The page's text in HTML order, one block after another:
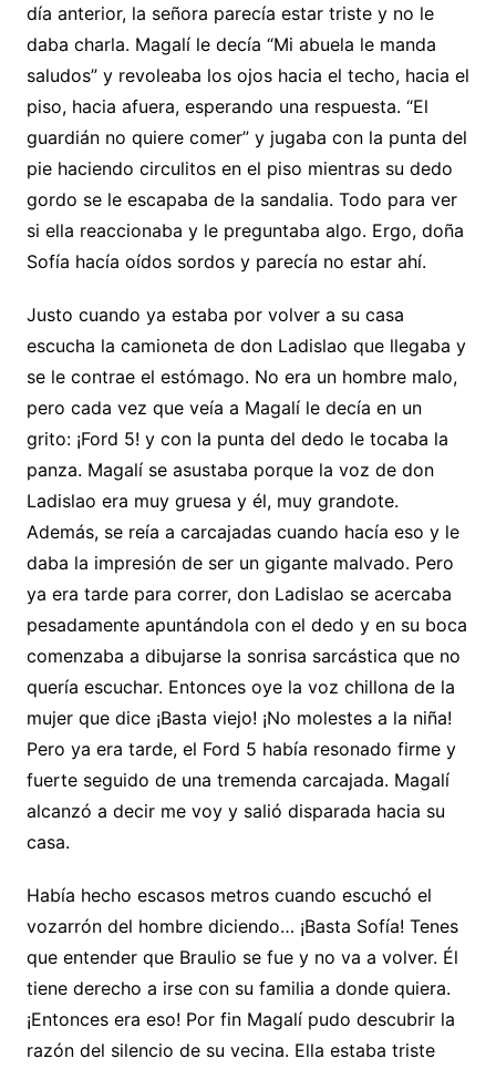
día anterior, la señora parecía estar triste y no le
daba charla. Magalí le decía “Mi abuela le manda
saludos” y revoleaba los ojos hacia el techo, hacia el
piso, hacia afuera, esperando una respuesta. “El
guardián no quiere comer” y jugaba con la punta del
pie haciendo circulitos en el piso mientras su dedo
gordo se le escapaba de la sandalia. Todo para ver
si ella reaccionaba y le preguntaba algo. Ergo, doña
Sofía hacía oídos sordos y parecía no estar ahí.
Justo cuando ya estaba por volver a su casa
escucha la camioneta de don Ladislao que llegaba y
se le contrae el estómago. No era un hombre malo,
pero cada vez que veía a Magalí le decía en un
grito: ¡Ford 5! y con la punta del dedo le tocaba la
panza. Magalí se asustaba porque la voz de don
Ladislao era muy gruesa y él, muy grandote.
Además, se reía a carcajadas cuando hacía eso y le
daba la impresión de ser un gigante malvado. Pero
ya era tarde para correr, don Ladislao se acercaba
pesadamente apuntándola con el dedo y en su boca
comenzaba a dibujarse la sonrisa sarcástica que no
quería escuchar. Entonces oye la voz chillona de la
mujer que dice ¡Basta viejo! ¡No molestes a la niña!
Pero ya era tarde, el Ford 5 había resonado firme y
fuerte seguido de una tremenda carcajada. Magalí
alcanzó a decir me voy y salió disparada hacia su
casa.
Había hecho escasos metros cuando escuchó el
vozarrón del hombre diciendo… ¡Basta Sofía! Tenes
que entender que Braulio se fue y no va a volver. Él
tiene derecho a irse con su familia a donde quiera.
¡Entonces era eso! Por fin Magalí pudo descubrir la
razón del silencio de su vecina. Ella estaba triste